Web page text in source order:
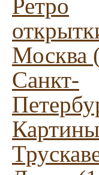
Ретро
Москва
Санкт-